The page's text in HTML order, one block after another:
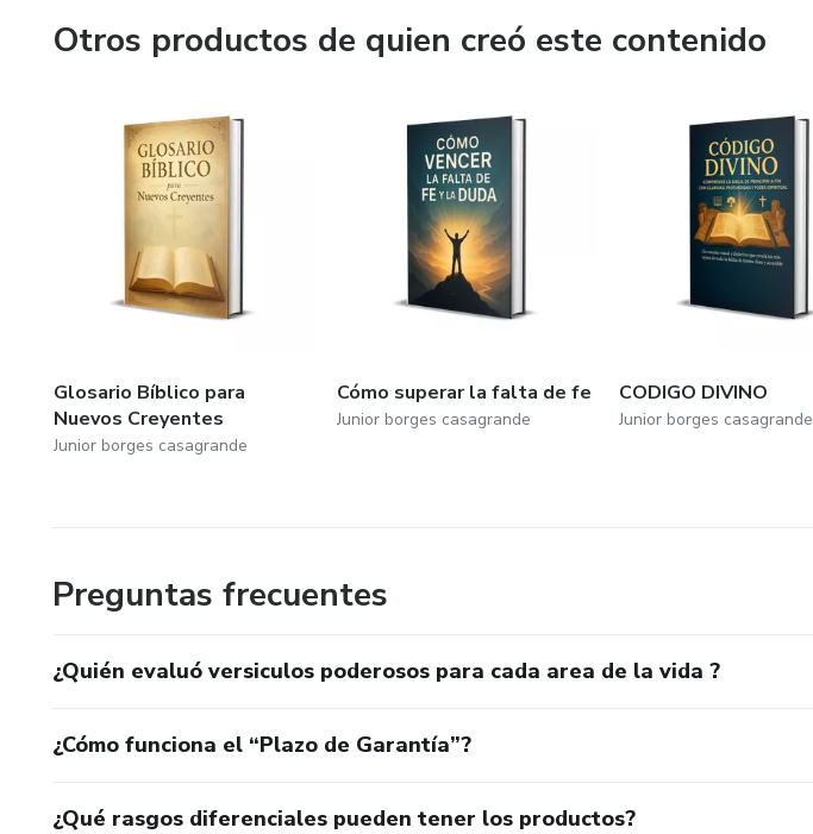
Otros productos de quien creó este contenido
Glosario Bíblico para
Nuevos Creyentes
Junior borges casagrande
Cómo superar la falta de fe
Junior borges casagrande
CODIGO DIVINO
Junior borges casagrande
Preguntas frecuentes
¿Quién evaluó versiculos poderosos para cada area de la vida ?
¿Cómo funciona el “Plazo de Garantía”?
¿Qué rasgos diferenciales pueden tener los productos?